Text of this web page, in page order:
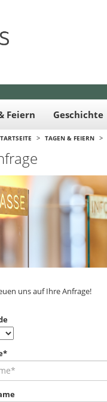
Feiern Geschichte
> TAGEN & FEIERN >
uns auf Ihre Anfrage!